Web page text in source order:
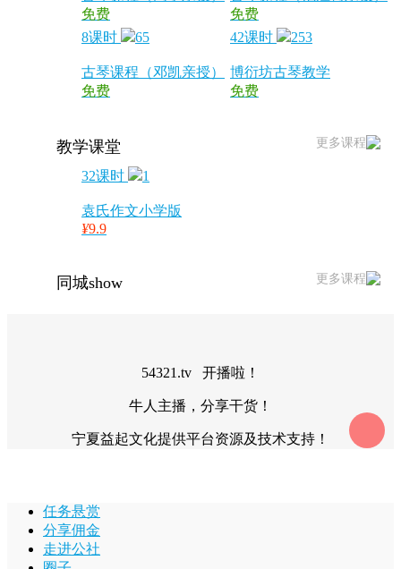
免费
免费
8课时
65
古琴课程（邓凯亲授）
免费
42课时 253
博衍坊古琴教学
免费
更多课程
教学课堂
32课时 1
袁氏作文小学版
¥9.9
更多课程
同城show
54321.tv 开播啦！
牛人主播，分享干货！
宁夏益起文化提供平台资源及技术支持！
任务悬赏
分享佣金
走进公社